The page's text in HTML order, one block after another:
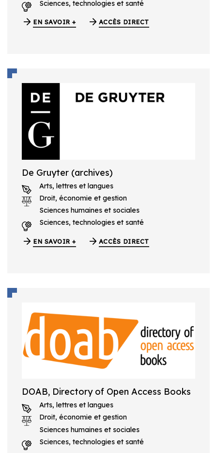
Sciences, technologies et santé
EN SAVOIR + ACCÈS DIRECT
De Gruyter (archives)
Arts, lettres et langues
Droit, économie et gestion
Sciences humaines et sociales
Sciences, technologies et santé
EN SAVOIR + ACCÈS DIRECT
DOAB, Directory of Open Access Books
Arts, lettres et langues
Droit, économie et gestion
Sciences humaines et sociales
Sciences, technologies et santé